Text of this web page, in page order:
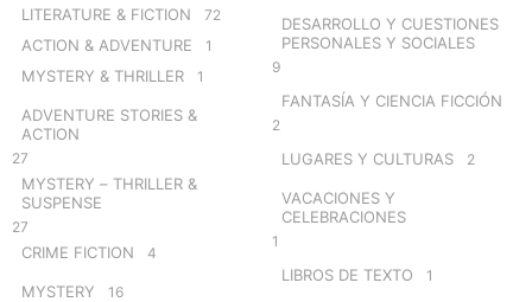
LITERATURE & FICTION 72
ACTION & ADVENTURE 1
MYSTERY & THRILLER 1
ADVENTURE STORIES &
ACTION
27
MYSTERY – THRILLER &
SUSPENSE
27
CRIME FICTION 4
MYSTERY 16
DESARROLLO Y CUESTIONES
PERSONALES Y SOCIALES
9
FANTASÍA Y CIENCIA FICCIÓN
2
LUGARES Y CULTURAS 2
VACACIONES Y
CELEBRACIONES
1
LIBROS DE TEXTO 1